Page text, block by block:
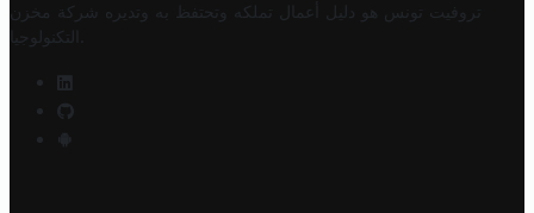
تروفيت تونس هو دليل أعمال تملكه وتحتفظ به وتديره
شركة مخزن
التكنولوجيا